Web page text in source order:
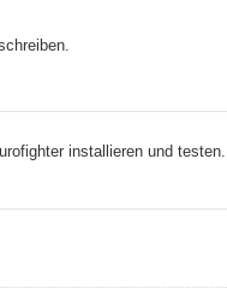
installieren und testen.